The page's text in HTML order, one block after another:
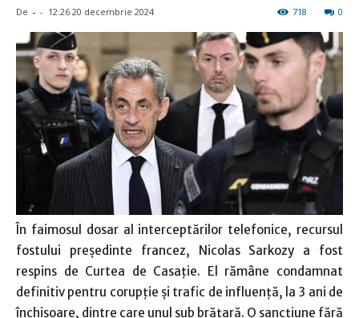
De - - 12:26 20 decembrie 2024 0
718
În faimosul dosar al interceptărilor telefonice, recursul
fostului preşedinte francez, Nicolas Sarkozy a fost
respins de Curtea de Casaţie. El rămâne condamnat
definitiv pentru corupţie şi trafic de influenţă, la 3 ani de
închisoare, dintre care unul sub brăţară. O sancţiune fără